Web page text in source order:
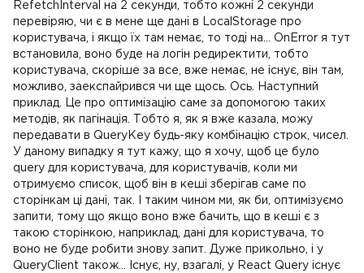
RefetchInterval на 2 секунди, тобто кожні 2 секунди
перевіряю, чи є в мене ще дані в LocalStorage про
користувача, і якщо їх там немає, то тоді на... OnError я тут
встановила, воно буде на логін редиректити, тобто
користувача, скоріше за все, вже немає, не існує, він там,
можливо, заекспайрився чи ще щось. Ось. Наступний
приклад. Це про оптимізацію саме за допомогою таких
методів, як пагінація. Тобто я, як я вже казала, можу
передавати в QueryKey будь-яку комбінацію строк, чисел.
У даному випадку я тут кажу, що я хочу, щоб це було
query для користувача, для користувачів, коли ми
отримуємо список, щоб він в кеші зберігав саме по
сторінкам ці дані, так. І таким чином ми, як би, оптимізуємо
запити, тому що якщо воно вже бачить, що в кеші є з
такою сторінкою, наприклад, дані для користувача, то
воно не буде робити знову запит. Дуже прикольно, і у
QueryClient також... Існує, ну, взагалі, у React Query існує